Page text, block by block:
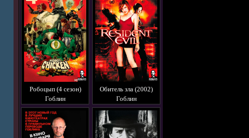
Робоцып (4 сезон)
Гоблин
Обитель зла (2002)
Гоблин